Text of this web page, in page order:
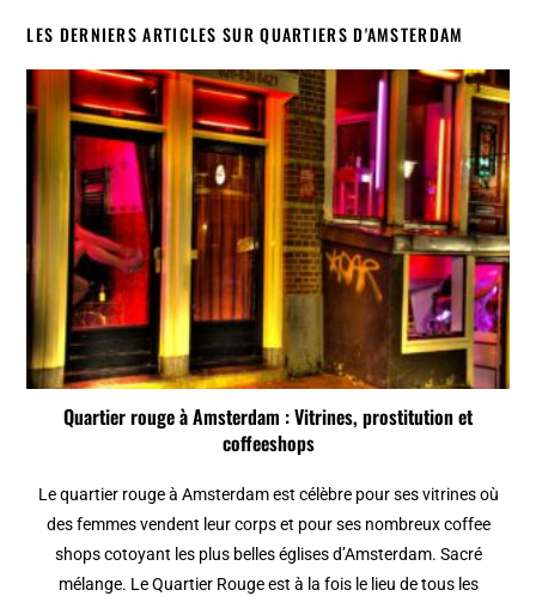
LES DERNIERS ARTICLES SUR QUARTIERS D'AMSTERDAM
Quartier rouge à Amsterdam : Vitrines, prostitution et
coffeeshops
Le quartier rouge à Amsterdam est célèbre pour ses vitrines où
des femmes vendent leur corps et pour ses nombreux coffee
shops cotoyant les plus belles églises d’Amsterdam. Sacré
mélange. Le Quartier Rouge est à la fois le lieu de tous les